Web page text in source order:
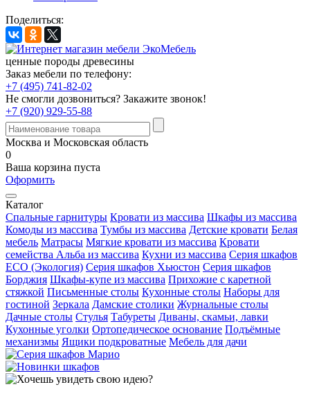
Поделиться:
ценные породы древесины
Заказ мебели по телефону:
+7 (495) 741-82-02
Не смогли дозвониться? Закажите звонок!
+7 (920) 929-55-88
Москва и Московская область
0
Ваша корзина пуста
Оформить
Каталог
Спальные гарнитуры Кровати из массива Шкафы из массива
Комоды из массива Тумбы из массива Детские кровати Белая
мебель Матрасы Мягкие кровати из массива Кровати
семейства Альба из массива Кухни из массива Серия шкафов
ECO (Экология) Серия шкафов Хьюстон Серия шкафов
Борджия Шкафы-купе из массива Прихожие с каретной
стяжкой Письменные столы Кухонные столы Наборы для
гостиной Зеркала Дамские столики Журнальные столы
Дачные столы Стулья Табуреты Диваны, скамьи, лавки
Кухонные уголки Ортопедическое основание Подъёмные
механизмы Ящики подкроватные Мебель для дачи